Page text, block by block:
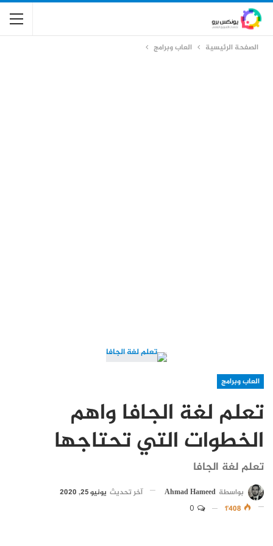
الصفحة الرئيسية العاب وبرامج
العاب وبرامج
تعلم لغة الجافا واهم
الخطوات التي تحتاجها
تعلم لغة الجافا
بواسطة Ahmad Hameed آخر تحديث يونيو 25, 2020